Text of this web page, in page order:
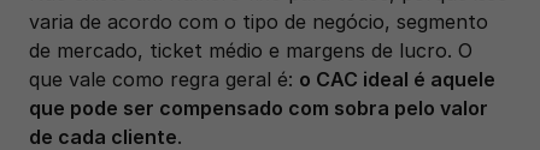
varia de acordo com o tipo de negócio, segmento
de mercado, ticket médio e margens de lucro. O
que vale como regra geral é: o CAC ideal é aquele
que pode ser compensado com sobra pelo valor
de cada cliente.